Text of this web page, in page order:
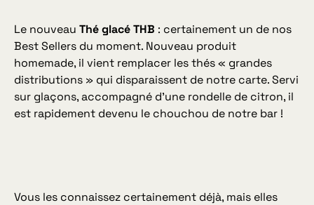
Le nouveau Thé glacé THB : certainement un de nos
Best Sellers du moment. Nouveau produit
homemade, il vient remplacer les thés « grandes
distributions » qui disparaissent de notre carte. Servi
sur glaçons, accompagné d’une rondelle de citron, il
est rapidement devenu le chouchou de notre bar !
Vous les connaissez certainement déjà, mais elles